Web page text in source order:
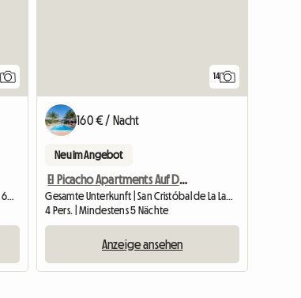
Gesamte Unterkunft | La Laguna (38260) | 60 M2
14
160 € / Nacht
Neu im Angebot
El Picacho Apartments Auf Dem Land, 2 Km Vom Strand Entfernt
Gesamte Unterkunft | San Cristóbal de La Laguna (38260) | 75 M2
4 Pers. | Mindestens 5 Nächte
Anzeige ansehen